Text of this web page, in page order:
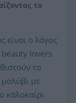
το